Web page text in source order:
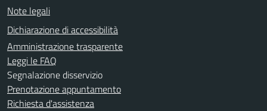
Note legali
Dichiarazione di accessibilità
Amministrazione trasparente
Leggi le FAQ
Segnalazione disservizio
Prenotazione appuntamento
Richiesta d'assistenza